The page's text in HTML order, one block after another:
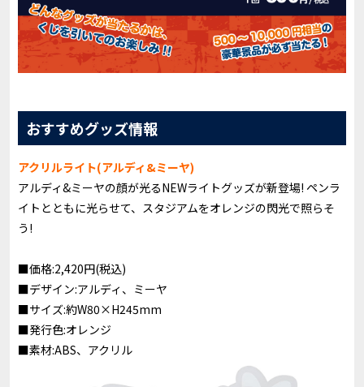
おすすめグッズ情報
アクリルライト(アルディ&ミーヤ)
アルディ&ミーヤの顔が光るNEWライトグッズが新登場! ペンラ
イトとともに光らせて、スタジアムをオレンジの閃光で照らそ
う!
■価格:2,420円(税込)
■デザイン:アルディ、ミーヤ
■サイズ:約W80×H245mm
■発行色:オレンジ
■素材:ABS、アクリル